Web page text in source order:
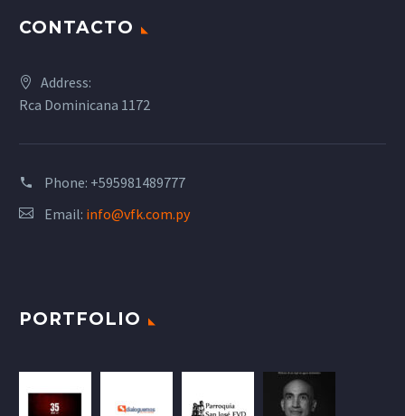
CONTACTO
Address:
Rca Dominicana 1172
Phone: +595981489777
Email: info@vfk.com.py
PORTFOLIO